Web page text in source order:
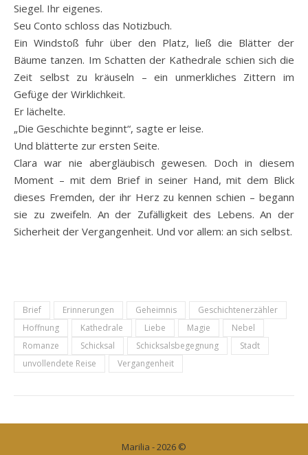
Siegel. Ihr eigenes.
Seu Conto schloss das Notizbuch.
Ein Windstoß fuhr über den Platz, ließ die Blätter der
Bäume tanzen. Im Schatten der Kathedrale schien sich die
Zeit selbst zu kräuseln – ein unmerkliches Zittern im
Gefüge der Wirklichkeit.
Er lächelte.
„Die Geschichte beginnt“, sagte er leise.
Und blätterte zur ersten Seite.
Clara war nie abergläubisch gewesen. Doch in diesem
Moment – mit dem Brief in seiner Hand, mit dem Blick
dieses Fremden, der ihr Herz zu kennen schien – begann
sie zu zweifeln. An der Zufälligkeit des Lebens. An der
Sicherheit der Vergangenheit. Und vor allem: an sich selbst.
Brief Erinnerungen Geheimnis
Geschichtenerzähler
Hoffnung
Kathedrale Liebe Magie
Nebel
Romanze
Schicksal Schicksalsbegegnung
Stadt
unvollendete Reise
Vergangenheit
Marilia - 2026 ©